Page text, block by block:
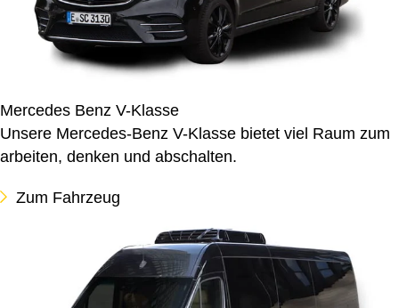
Mercedes Benz V-Klasse
Unsere Mercedes-Benz V-Klasse bietet viel Raum zum
arbeiten, denken und abschalten.
Zum Fahrzeug